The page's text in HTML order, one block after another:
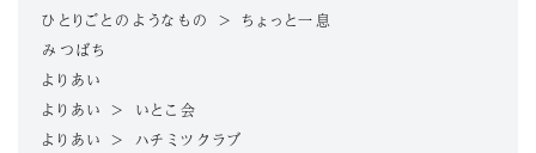
ひとりごとのようなもの > ちょっと一息
みつばち
よりあい
よりあい > いとこ会
よりあい > ハチミツクラブ